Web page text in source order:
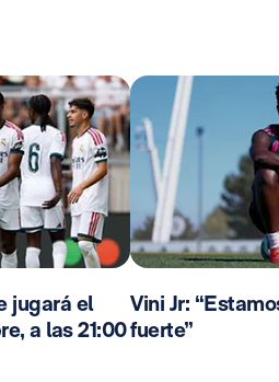
jugará el
a las 21:00
Vini Jr:
fuerte”